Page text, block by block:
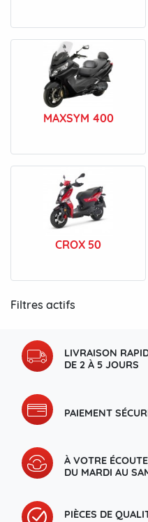
MAXSYM 400
CROX 50
Filtres actifs
LIVRAISON
DE 2 À 5 JOURS
PAIEMENT
À VOTRE ÉCOUTE
DU MARDI AU
PIÈCES DE